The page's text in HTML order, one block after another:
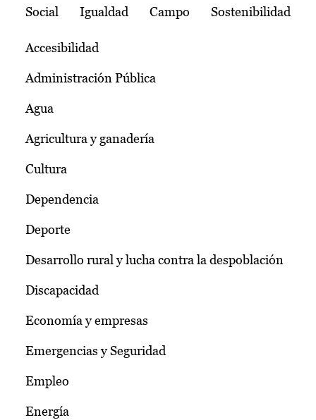
Social Igualdad Campo Sostenibilidad
Accesibilidad
Administración Pública
Agua
Agricultura y ganadería
Cultura
Dependencia
Deporte
Desarrollo rural y lucha contra la despoblación
Discapacidad
Economía y empresas
Emergencias y Seguridad
Empleo
Energía